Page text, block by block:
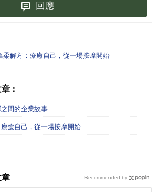
回應
柔解方：療癒自己，從一場按摩開始
：
間的企業故事
癒自己，從一場按摩開始
章 Recommended by